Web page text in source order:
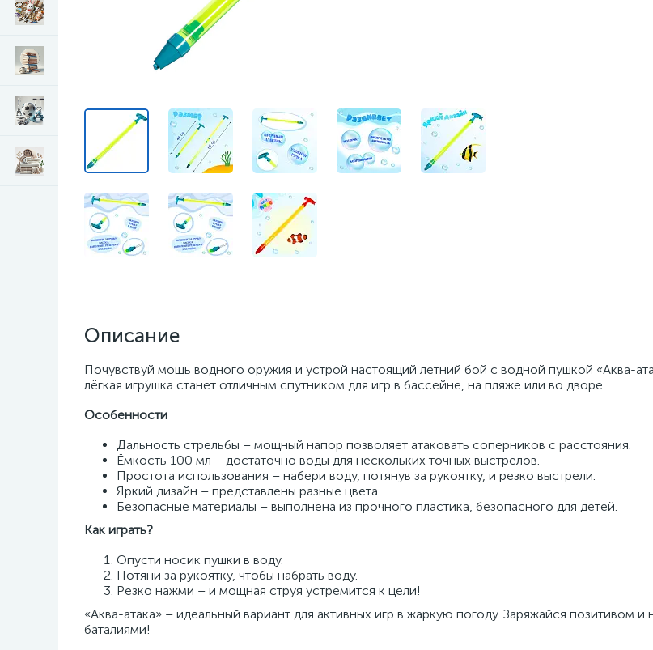
Описание
Почувствуй мощь водного оружия и устрой настоящий летний бой с водной пушкой «Аква-
лёгкая игрушка станет отличным спутником для игр в бассейне, на пляже или во дворе.
Особенности
Дальность стрельбы – мощный напор позволяет атаковать соперников с расстояния.
Ёмкость 100 мл – достаточно воды для нескольких точных выстрелов.
Простота использования – набери воду, потянув за рукоятку, и резко выстрели.
Яркий дизайн – представлены разные цвета.
Безопасные материалы – выполнена из прочного пластика, безопасного для детей.
Как играть?
Опусти носик пушки в воду.
Потяни за рукоятку, чтобы набрать воду.
Резко нажми – и мощная струя устремится к цели!
«Аква-атака» – идеальный вариант для активных игр в жаркую погоду. Заряжайся позитивом
баталиями!